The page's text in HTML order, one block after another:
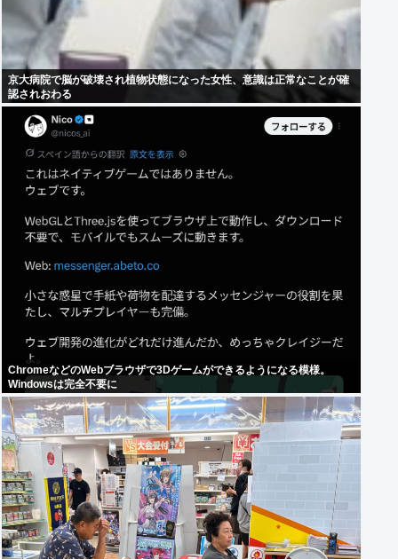
京大病院で脳が破壊され植物状態になった女性、意識は正常なことが確
認されおわる
ChromeなどのWebブラウザで3Dゲームができるようになる模様。
Windowsは完全不要に